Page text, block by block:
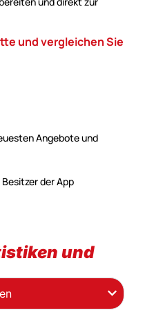
und vergleichen Sie
Angebote und
der App
und